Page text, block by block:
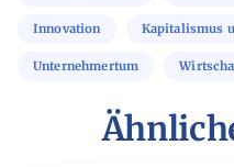
Innovation Kapitalismus
Unternehmertum